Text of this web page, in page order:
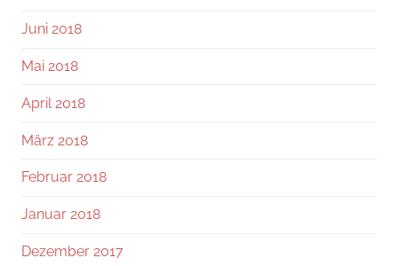
Juni 2018
Mai 2018
April 2018
März 2018
Februar 2018
Januar 2018
Dezember 2017